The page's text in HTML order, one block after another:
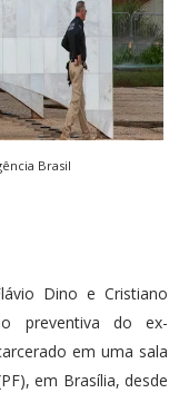
Brasil
Dino e Cristiano
preventiva do ex-
em uma sala
em Brasília, desde